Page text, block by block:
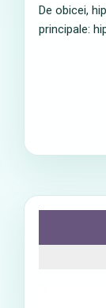
De obicei,
principale: